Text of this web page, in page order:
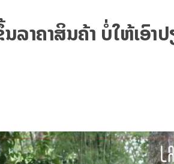
ລາຄາສິນຄ້າ ບໍ່ໃຫ້ເອົາ